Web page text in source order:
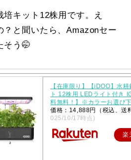
キット12株用です。え
？と聞いたら、Amazonセー
そう🤭
【在庫限り】【iDOO】水
ト 12株用 LEDライト付き
料無料！】※カラーお選び
価格：14,888円（税込、送
025/10/17時点)
楽